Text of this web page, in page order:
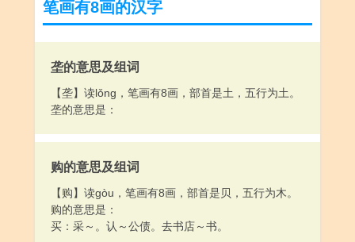
笔画有8画的汉字
垄的意思及组词
【垄】读lǒng，笔画有8画，部首是土，五行为土。
垄的意思是：
购的意思及组词
【购】读gòu，笔画有8画，部首是贝，五行为木。
购的意思是：
买：采～。认～公债。去书店～书。